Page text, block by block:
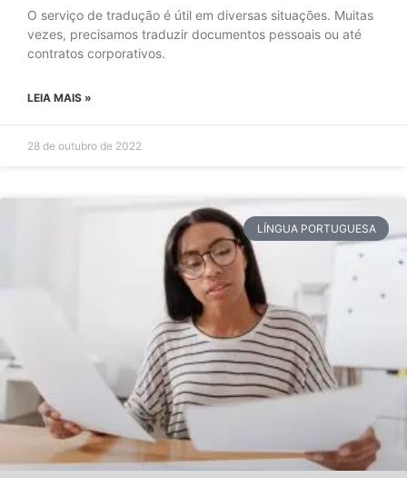
O serviço de tradução é útil em diversas situações. Muitas
vezes, precisamos traduzir documentos pessoais ou até
contratos corporativos.
LEIA MAIS »
28 de outubro de 2022
LÍNGUA PORTUGUESA